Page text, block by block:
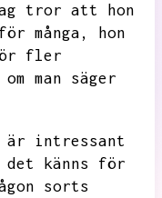
tror att hon
många,
hon
fler
man säger
är intressant
det känns för
sorts